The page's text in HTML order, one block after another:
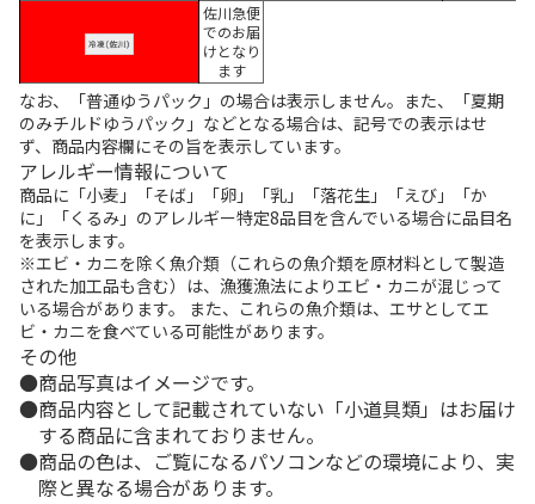
佐川急便
でのお届
けとなり
ます
なお、「普通ゆうパック」の場合は表示しません。また、「夏期
のみチルドゆうパック」などとなる場合は、記号での表示はせ
ず、商品内容欄にその旨を表示しています。
アレルギー情報について
商品に「小麦」「そば」「卵」「乳」「落花生」「えび」「か
に」「くるみ」のアレルギー特定8品目を含んでいる場合に品目名
を表示します。
※エビ・カニを除く魚介類（これらの魚介類を原材料として製造
された加工品も含む）は、漁獲漁法によりエビ・カニが混じって
いる場合があります。 また、これらの魚介類は、エサとしてエ
ビ・カニを食べている可能性があります。
その他
商品写真はイメージです。
商品内容として記載されていない「小道具類」はお届け
する商品に含まれておりません。
商品の色は、ご覧になるパソコンなどの環境により、実
際と異なる場合があります。